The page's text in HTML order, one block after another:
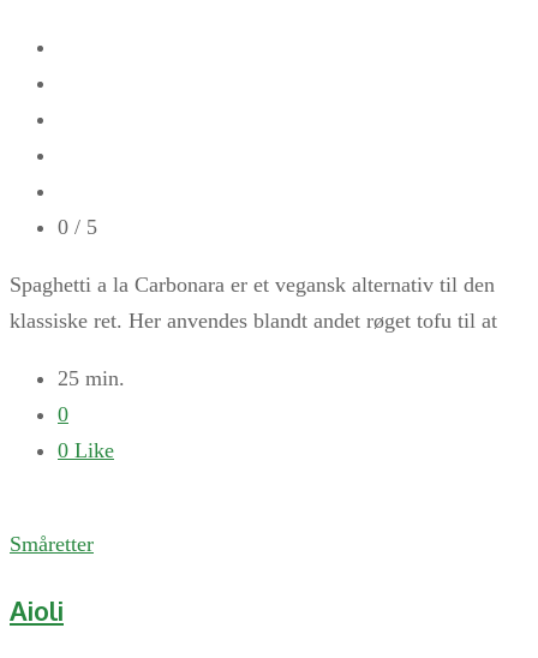
0 / 5
Spaghetti a la Carbonara er et vegansk alternativ til den
klassiske ret. Her anvendes blandt andet røget tofu til at
25 min.
0
0 Like
Småretter
Aioli